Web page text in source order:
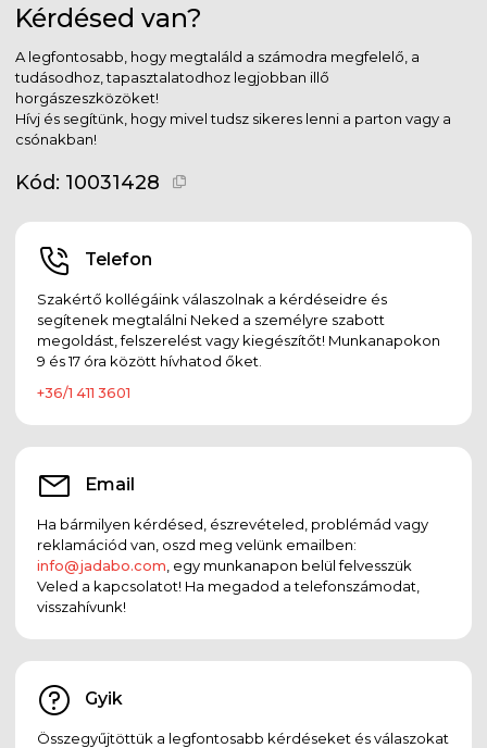
Kérdésed van?
A legfontosabb, hogy megtaláld a számodra megfelelő, a
tudásodhoz, tapasztalatodhoz legjobban illő
horgászeszközöket!
Hívj és segítünk, hogy mivel tudsz sikeres lenni a parton vagy a
csónakban!
Kód: 10031428
Telefon
Szakértő kollégáink válaszolnak a kérdéseidre és
segítenek megtalálni Neked a személyre szabott
megoldást, felszerelést vagy kiegészítőt! Munkanapokon
9 és 17 óra között hívhatod őket.
+36/1 411 3601
Email
Ha bármilyen kérdésed, észrevételed, problémád vagy
reklamációd van, oszd meg velünk emailben:
info@jadabo.com , egy munkanapon belül felvesszük
Veled a kapcsolatot! Ha megadod a telefonszámodat,
visszahívunk!
Gyik
Összegyűjtöttük a legfontosabb kérdéseket és válaszokat